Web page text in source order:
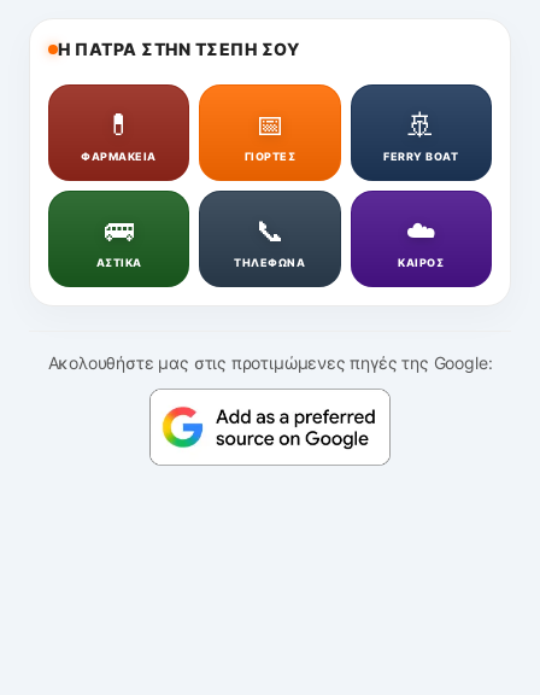
Η ΠΑΤΡΑ ΣΤΗΝ ΤΣΕΠΗ ΣΟΥ
💊
ΦΑΡΜΑΚΕΙΑ
📅
ΓΙΟΡΤΕΣ
🚢
FERRY BOAT
🚌
ΑΣΤΙΚΑ
📞
ΤΗΛΕΦΩΝΑ
☁️
ΚΑΙΡΟΣ
Ακολουθήστε μας στις προτιμώμενες πηγές της Google: